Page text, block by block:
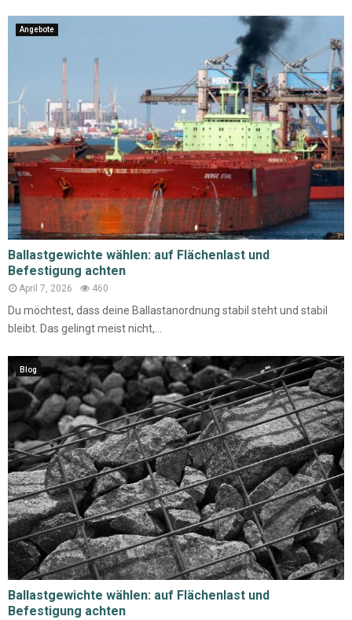
Angebote
Ballastgewichte wählen: auf Flächenlast und
Befestigung achten
April 7, 2026 460
Du möchtest, dass deine Ballastanordnung stabil steht und stabil
bleibt. Das gelingt meist nicht,...
Blog
Ballastgewichte wählen: auf Flächenlast und
Befestigung achten